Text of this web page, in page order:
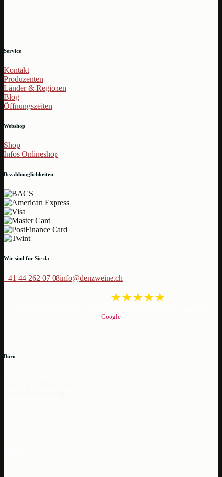
Service
Kontakt
Produzenten
Länder & Regionen
Blog
Öffnungszeiten
Webshop
Shop
Infos Onlineshop
Bezahlmöglichkeiten
Wir sind für Sie da
+41 44 262 07 08info@denzweine.ch
Google
Büro